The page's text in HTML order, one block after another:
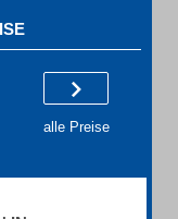
alle Preise